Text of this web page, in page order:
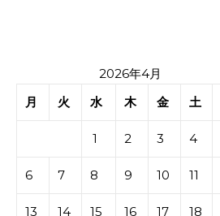
2026年4月
月
火 水 木 金 土
1 2 3 4
6 7 8 9 10 11
13 14 15 16 17 18